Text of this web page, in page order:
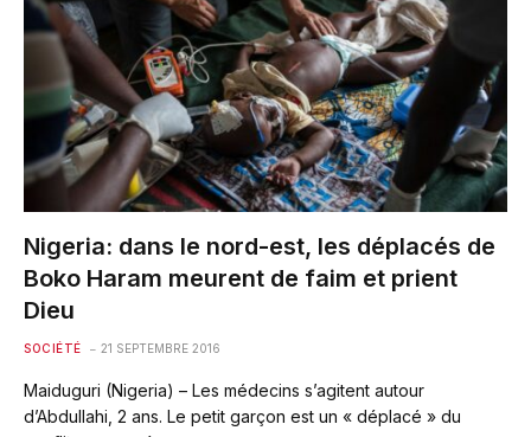
Nigeria: dans le nord-est, les déplacés de
Boko Haram meurent de faim et prient
Dieu
SOCIÉTÉ 21 SEPTEMBRE 2016
Maiduguri (Nigeria) – Les médecins s’agitent autour
d’Abdullahi, 2 ans. Le petit garçon est un « déplacé » du